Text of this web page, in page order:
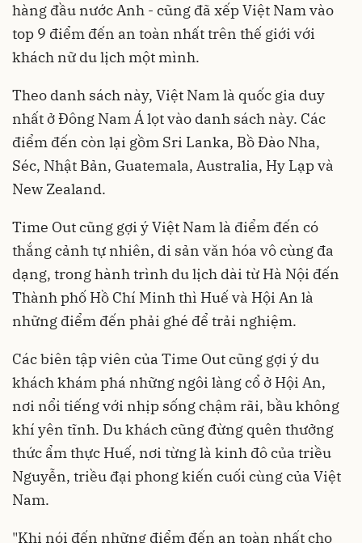
hàng đầu nước Anh - cũng đã xếp Việt Nam vào
top 9 điểm đến an toàn nhất trên thế giới với
khách nữ du lịch một mình.
Theo danh sách này, Việt Nam là quốc gia duy
nhất ở Đông Nam Á lọt vào danh sách này. Các
điểm đến còn lại gồm Sri Lanka, Bồ Đào Nha,
Séc, Nhật Bản, Guatemala, Australia, Hy Lạp và
New Zealand.
Time Out cũng gợi ý Việt Nam là điểm đến có
thắng cảnh tự nhiên, di sản văn hóa vô cùng đa
dạng, trong hành trình du lịch dài từ Hà Nội đến
Thành phố Hồ Chí Minh thì Huế và Hội An là
những điểm đến phải ghé để trải nghiệm.
Các biên tập viên của Time Out cũng gợi ý du
khách khám phá những ngôi làng cổ ở Hội An,
nơi nổi tiếng với nhịp sống chậm rãi, bầu không
khí yên tĩnh. Du khách cũng đừng quên thưởng
thức ẩm thực Huế, nơi từng là kinh đô của triều
Nguyễn, triều đại phong kiến cuối cùng của Việt
Nam.
"Khi nói đến những điểm đến an toàn nhất cho